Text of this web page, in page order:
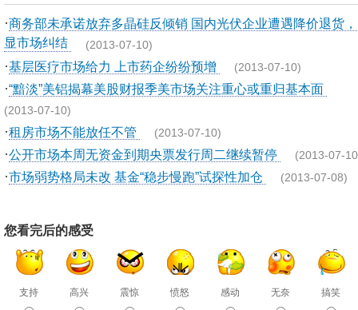
·商务部未承诺放弃多晶硅反倾销 国内光伏企业遭遇降价退货
显市场纠结 (2013-07-10)
·基层医疗市场给力 上市药企纷纷预增 (2013-07-10)
·“黯淡”美铝揭幕美股财报季美市场关注重心或重归基本面
(2013-07-10)
·租房市场不能放任不管 (2013-07-10)
·公开市场本周无资金到期央票发行周二继续暂停 (2013-07-
·市场弱势格局未改 基金“稳步慢跑”试探性加仓 (2013-07-08)
您看完后的感受
支持 高兴 震惊 愤怒 感动 无奈 搞笑